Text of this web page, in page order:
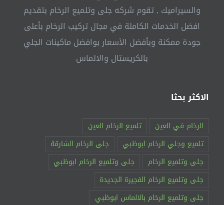
والسيراميك , تقوم شركه جلى وتلميع الرخام بتقديم
افضل الخدمات الكاملة في مجال تركيب الرخام بأعلى
جودة ممكنة وبأفضل الأسعار بوافضل ماكينات الجلي
بالكريستال والالماس
الاكثر بحثا
الرخام في العين
تلميع الرخام العين
تلميع وجلي الرخام ابوظبي
جلى الرخام الشارقة
جلى وتلميع الرخام
جلى وتلميع الرخام ابوظبي
جلى وتلميع الرخام الفجيرة الجديدة
جلى وتلميع الرخام بالالماس ابوظبي